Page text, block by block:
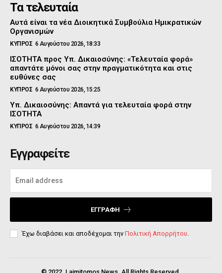
Τα τελευταία
Αυτά είναι τα νέα Διοικητικά Συμβούλια Ημικρατικών
Οργανισμών
ΚΥΠΡΟΣ 6 Αυγούστου 2026, 18:33
ΙΣΟΤΗΤΑ προς Υπ. Δικαιοσύνης: «Τελευταία φορά»
απαντάτε μόνοι σας στην πραγματικότητα και στις
ευθύνες σας
ΚΥΠΡΟΣ 6 Αυγούστου 2026, 15:25
Υπ. Δικαιοσύνης: Απαντά για τελευταία φορά στην
ΙΣΟΤΗΤΑ
ΚΥΠΡΟΣ 6 Αυγούστου 2026, 14:39
Εγγραφείτε
ΕΓΓΡΑΦΉ
Έχω διαβάσει και αποδέχομαι την Πολιτική Απορρήτου.